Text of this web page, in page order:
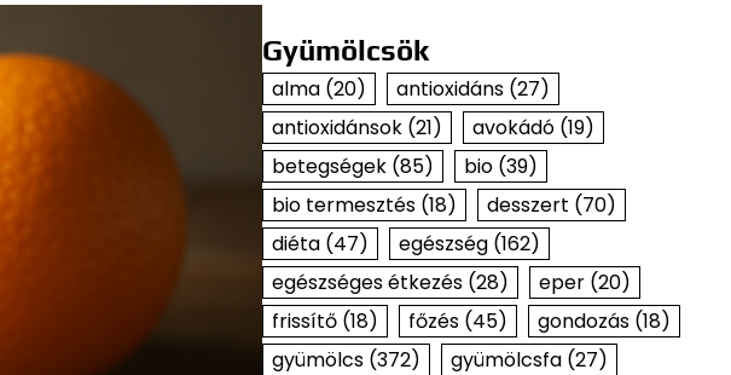
Gyümölcsök
alma(20) antioxidáns(27)
antioxidánsok(21) avokádó(19)
betegségek(85) bio(39)
bio termesztés(18) desszert (70)
diéta(47) egészség(162)
egészséges étkezés(28) eper(20)
frissítő(18) főzés(45) gondozás(18)
gyümölcs(372) gyümölcsfa(27)